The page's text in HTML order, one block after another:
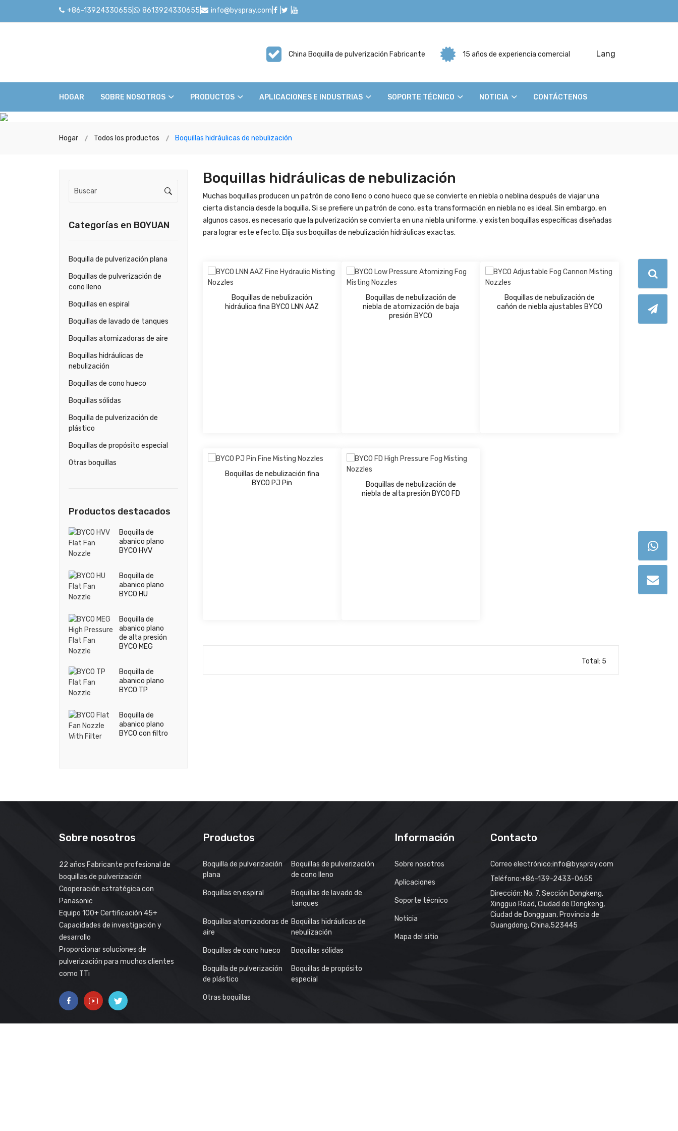
+86-13924330655 8613924330655 info@byspray.com
China Boquilla de pulverización Fabricante 15 años de experiencia comercial Lang
HOGAR SOBRE NOSOTROS PRODUCTOS APLICACIONES E INDUSTRIAS SOPORTE TÉCNICO NOTICIA CONTÁCTENOS
Hogar Todos los productos Boquillas hidráulicas de nebulización
Boquillas hidráulicas de nebulización
Muchas boquillas producen un patrón de cono lleno o cono hueco que se convierte en niebla o neblina después de viajar una
cierta distancia desde la boquilla. Si se prefiere un patrón de cono, esta transformación en niebla no es ideal. Sin embargo, en
algunos casos, es necesario que la pulverización se convierta en una niebla uniforme, y existen boquillas específicas diseñadas
para lograr este efecto. Elija sus boquillas de nebulización hidráulicas exactas.
Boquillas de nebulización
hidráulica fina BYCO LNN AAZ
Boquillas de nebulización de
niebla de atomización de baja
presión BYCO
Boquillas de nebulización de
cañón de niebla ajustables BYCO
Boquillas de nebulización fina
BYCO PJ Pin
Boquillas de nebulización de
niebla de alta presión BYCO FD
Total: 5
Categorías en BOYUAN
Boquilla de pulverización plana
Boquillas de pulverización de
cono lleno
Boquillas en espiral
Boquillas de lavado de tanques
Boquillas atomizadoras de aire
Boquillas hidráulicas de
nebulización
Boquillas de cono hueco
Boquillas sólidas
Boquilla de pulverización de
plástico
Boquillas de propósito especial
Otras boquillas
Productos destacados
Boquilla de
abanico plano
BYCO HVV
Boquilla de
abanico plano
BYCO HU
Boquilla de
abanico plano
de alta presión
BYCO MEG
Boquilla de
abanico plano
BYCO TP
Boquilla de
abanico plano
BYCO con filtro
Sobre nosotros
22 años Fabricante profesional de
boquillas de pulverización
Cooperación estratégica con
Panasonic
Equipo 100+ Certificación 45+
Capacidades de investigación y
desarrollo
Proporcionar soluciones de
pulverización para muchos clientes
como TTi
Productos
Boquilla de pulverización
plana
Boquillas de pulverización
de cono lleno
Boquillas en espiral
Boquillas de lavado de
tanques
Boquillas atomizadoras de
aire
Boquillas hidráulicas de
nebulización
Boquillas de cono hueco Boquillas sólidas
Boquilla de pulverización
de plástico
Boquillas de propósito
especial
Otras boquillas
Información
Sobre nosotros
Aplicaciones
Soporte técnico
Noticia
Mapa del sitio
Contacto
Correo electrónico:info@byspray.com
Teléfono:+86-139-2433-0655
Dirección: No. 7, Sección Dongkeng,
Xingguo Road, Ciudad de Dongkeng,
Ciudad de Dongguan, Provincia de
Guangdong, China,523445